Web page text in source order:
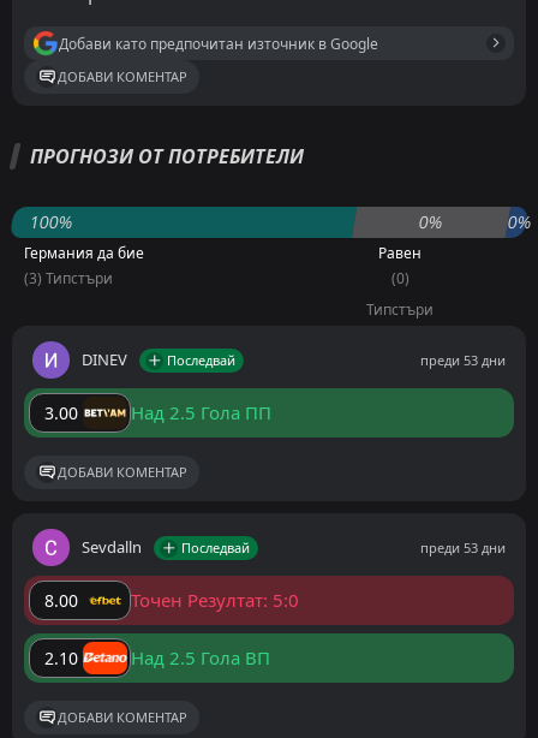
Добави като предпочитан източник в Google
ДОБАВИ КОМЕНТАР
ПРОГНОЗИ ОТ ПОТРЕБИТЕЛИ
100% 0% 0%
Германия да бие
(3) Типстъри
Равен
(0)
Типстъри
DINEV Последвай преди 53 дни
3.00 Над 2.5 Гола ПП
ДОБАВИ КОМЕНТАР
Sevdalln Последвай преди 53 дни
8.00 Точен Резултат: 5:0
2.10 Над 2.5 Гола ВП
ДОБАВИ КОМЕНТАР